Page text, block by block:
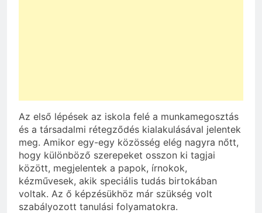
Az első lépések az iskola felé a munkamegosztás
és a társadalmi rétegződés kialakulásával jelentek
meg. Amikor egy-egy közösség elég nagyra nőtt,
hogy különböző szerepeket osszon ki tagjai
között, megjelentek a papok, írnokok,
kézművesek, akik speciális tudás birtokában
voltak. Az ő képzésükhöz már szükség volt
szabályozott tanulási folyamatokra.